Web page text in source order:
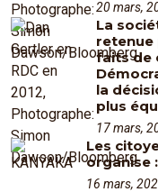
20 mars,
La
retenue
faits de
la
plus
17 mars,
Les
organise
16 mars,